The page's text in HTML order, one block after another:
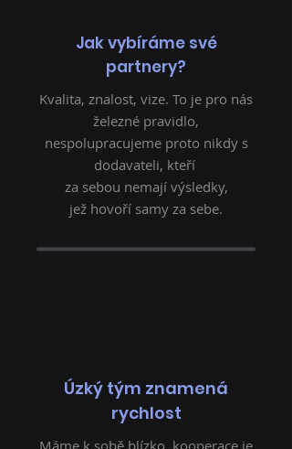
Jak vybíráme své
partnery?
Kvalita, znalost, vize. To je pro nás
železné pravidlo,
nespolupracujeme proto nikdy s
dodavateli, kteří
za sebou nemají výsledky,
jež hovoří samy za sebe.
Úzký tým znamená
rychlost
Máme k sobě blízko, kooperace je